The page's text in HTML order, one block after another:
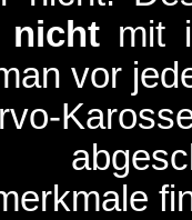
nichtmit
vor